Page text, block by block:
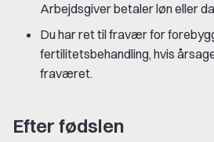
Arbejdsgiver betaler løn eller
Du har ret til fravær for
fertilitetsbehandling, hvis
fraværet.
Efter fødslen